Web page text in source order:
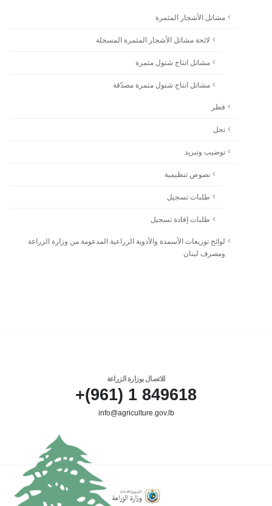
مشاتل الأشجار المثمرة
لائحة مشاتل الأشجار المثمرة المسجلة
مشاتل انتاج شتول مثمرة
مشاتل انتاج شتول مثمرة مصدّقة
فطر
نحل
توضيب وتبريد
نصوص تنظيمية
طلبات تسجيل
طلبات إفادة تسجيل
لوائح توزيعات الأسمدة والأدوية الزراعية المدعومة من وزارة الزراعة
ومصرف لبنان
للاتصال بوزارة الزراعة
849618 1 (961)+
info@agriculture.gov.lb